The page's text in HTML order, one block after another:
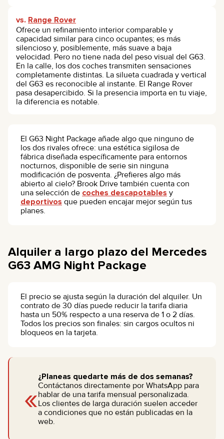
vs. Range Rover
Ofrece un refinamiento interior comparable y
capacidad similar para cinco ocupantes; es más
silencioso y, posiblemente, más suave a baja
velocidad. Pero no tiene nada del peso visual del G63.
En la calle, los dos coches transmiten sensaciones
completamente distintas. La silueta cuadrada y vertical
del G63 es reconocible al instante. El Range Rover
pasa desapercibido. Si la presencia importa en tu viaje,
la diferencia es notable.
El G63 Night Package añade algo que ninguno de
los dos rivales ofrece: una estética sigilosa de
fábrica diseñada específicamente para entornos
nocturnos, disponible de serie sin ninguna
modificación de posventa. ¿Prefieres algo más
abierto al cielo? Brook Drive también cuenta con
una selección de coches descapotables y
deportivos que pueden encajar mejor según tus
planes.
Alquiler a largo plazo del Mercedes
G63 AMG Night Package
El precio se ajusta según la duración del alquiler. Un
contrato de 30 días puede reducir la tarifa diaria
hasta un 50% respecto a una reserva de 1 o 2 días.
Todos los precios son finales: sin cargos ocultos ni
bloqueos en la tarjeta.
«
¿Planeas quedarte más de dos semanas?
Contáctanos directamente por WhatsApp para
hablar de una tarifa mensual personalizada.
Los clientes de larga duración suelen acceder
a condiciones que no están publicadas en la
web.